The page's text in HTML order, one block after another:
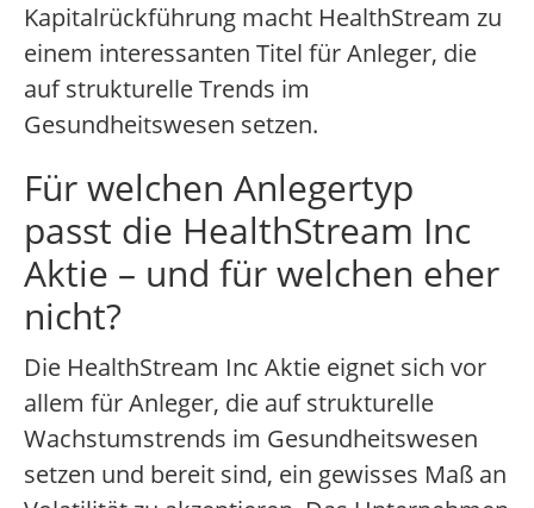
Kapitalrückführung macht HealthStream zu
einem interessanten Titel für Anleger, die
auf strukturelle Trends im
Gesundheitswesen setzen.
Für welchen Anlegertyp
passt die HealthStream Inc
Aktie – und für welchen eher
nicht?
Die HealthStream Inc Aktie eignet sich vor
allem für Anleger, die auf strukturelle
Wachstumstrends im Gesundheitswesen
setzen und bereit sind, ein gewisses Maß an